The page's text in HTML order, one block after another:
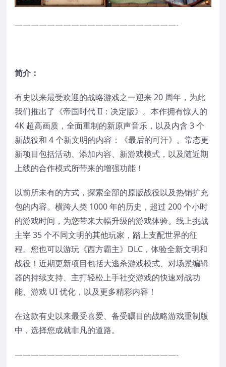
————————————————————-
简介：
有史以来最受欢迎的战略游戏之一迎来 20 周年，为此
我们推出了《帝国时代 II：决定版》。本作拥有惊人的
4K 超高画质，全面重制的新原声音乐，以及内含 3 个
新战役和 4 个新文明的内容：《最后的可汗》。常态更
新项目包括活动、添加内容、新游戏模式，以及随近期
上线的合作模式所带来的增强功能！
以前所未有的方式，探索全部的原版战役以及热销扩充
包的内容。横跨人类 1000 年的历史，超过 200 个小时
的游戏时间，为您带来大幅升级的游戏体验。线上挑战
主宰 35 个不同文明的其他玩家，踏上支配世界的征
程。您也可以游玩《西方霸主》DLC，体验全新文明和
战役！近期更新项目包括大逃杀游戏模式、对场景编辑
器的持续支持、主打轻松上手社交游戏的快速对战功
能、游戏 UI 优化，以及更多精彩内容！
在这款有史以来最受喜爱、备受瞩目的战略游戏重制版
中，选择您成就非凡的道路。
————————————————————-